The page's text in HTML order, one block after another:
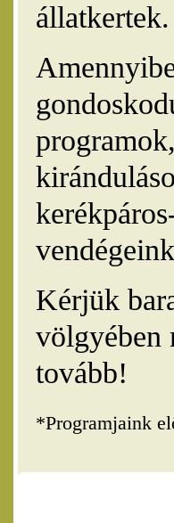
állatkertek.
Kérjük
völgyében
tovább!
*Programjaink